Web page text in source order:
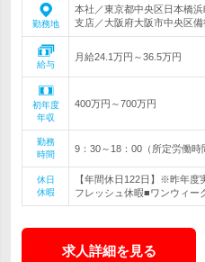
勤務地
本社／東京都中央区日本橋
支店／大阪府大阪市中央区備
給与
月給24.1万円～36.5万円
初年度
年収
400万円～700万円
勤務
時間
9：30～18：00（所定労働時
休日
休暇
【年間休日122日】※昨年度
フレッシュ休暇■ワンウィー
求人詳細を見る